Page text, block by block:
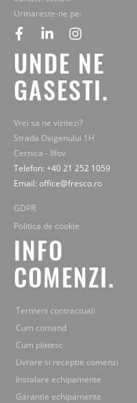
Urmareste-ne pe:
facebook
linkedininstagram
UNDE NE
GASESTI.
Vrei sa ne vizitezi?
Strada Oxigenului 1H
Cernica - Ilfov
Telefon: +40 21 252 1059
Email: office@fresco.ro
GDPR
Politica de cookie
INFO
COMENZI.
Termeni contractuali
Cum comand
Cum platesc
Livrare si receptie comenzi
Instalare echipamente
Garantie echipamente